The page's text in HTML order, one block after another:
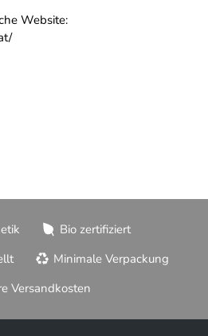
Website:
Bio zertifiziert
Minimale Verpackung
Versandkosten